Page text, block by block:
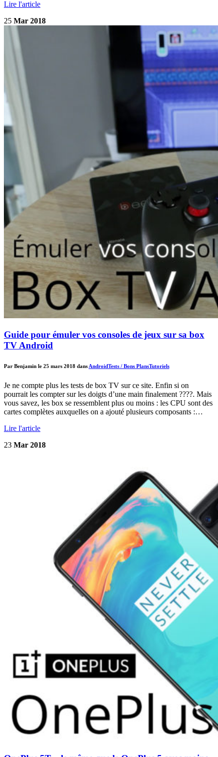
Lire l'article
25 Mar 2018
Guide pour émuler vos consoles de jeux sur sa box
TV Android
Par Benjamin le 25 mars 2018 dans AndroidTests / Bons PlansTutoriels
Je ne compte plus les tests de box TV sur ce site. Enfin si on
pourrait les compter sur les doigts d’une main finalement ????. Mais
vous savez, les box se ressemblent plus ou moins : les CPU sont des
cartes complètes auxquelles on a ajouté plusieurs composants :…
Lire l'article
23 Mar 2018